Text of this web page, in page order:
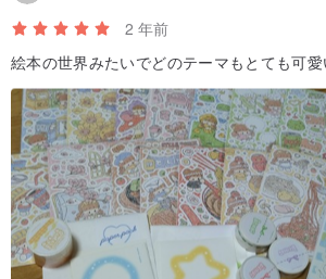
2 年前
絵本の世界みたいでどのテーマもとても可